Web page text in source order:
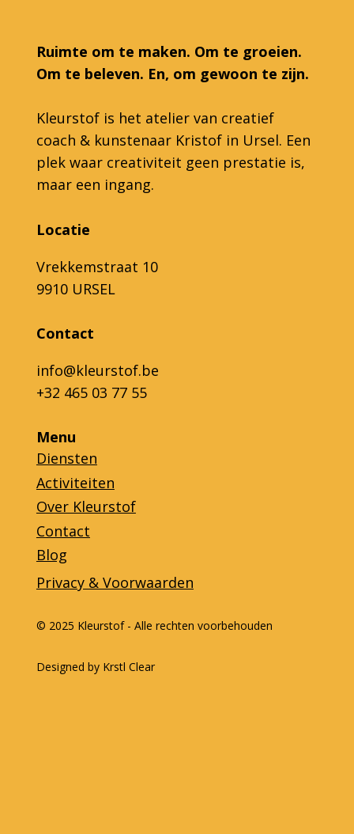
Ruimte om te maken. Om te groeien.
Om te beleven. En, om gewoon te zijn.
Kleurstof is het atelier van creatief
coach & kunstenaar Kristof in Ursel. Een
plek waar creativiteit geen prestatie is,
maar een ingang.
Locatie
Vrekkemstraat 10
9910 URSEL
Contact
info@kleurstof.be
+32 465 03 77 55
Menu
Diensten
Activiteiten
Over Kleurstof
Contact
Blog
Privacy & Voorwaarden
© 2025 Kleurstof - Alle rechten voorbehouden
Designed by Krstl Clear